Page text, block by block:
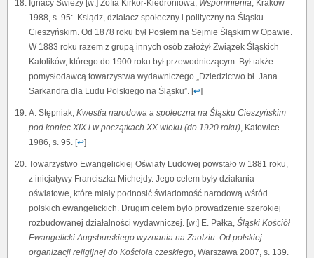
Ignacy Świeży [w:] Zofia Kirkor-Kiedroniowa, Wspomnienia, Kraków
1988, s. 95: Ksiądz, działacz społeczny i polityczny na Śląsku
Cieszyńskim. Od 1878 roku był Posłem na Sejmie Śląskim w Opawie.
W 1883 roku razem z grupą innych osób założył Związek Śląskich
Katolików, którego do 1900 roku był przewodniczącym. Był także
pomysłodawcą towarzystwa wydawniczego „Dziedzictwo bł. Jana
Sarkandra dla Ludu Polskiego na Śląsku”. [↩]
A. Stępniak, Kwestia narodowa a społeczna na Śląsku Cieszyńskim
pod koniec XIX i w początkach XX wieku (do 1920 roku), Katowice
1986, s. 95. [↩]
Towarzystwo Ewangelickiej Oświaty Ludowej powstało w 1881 roku,
z inicjatywy Franciszka Michejdy. Jego celem były działania
oświatowe, które miały podnosić świadomość narodową wśród
polskich ewangelickich. Drugim celem było prowadzenie szerokiej
rozbudowanej działalności wydawniczej. [w:] E. Pałka, Śląski Kościół
Ewangelicki Augsburskiego wyznania na Zaolziu. Od polskiej
organizacji religijnej do Kościoła czeskiego, Warszawa 2007, s. 139.